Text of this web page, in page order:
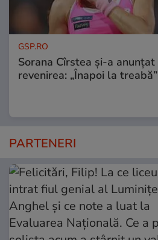
GSP.RO
Sorana Cîrstea și-a anunțat
revenirea: „Înapoi la treabă”
PARTENERI